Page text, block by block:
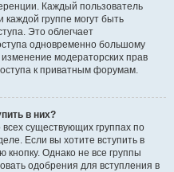
Каждый пользователь
каждой группе могут быть
Это облегчает
одновременно большому
модераторских прав
к приватным форумам.
в них?
существующих группах по
Если вы хотите вступить в
кнопку. Однако не все группы
одобрения для вступления в